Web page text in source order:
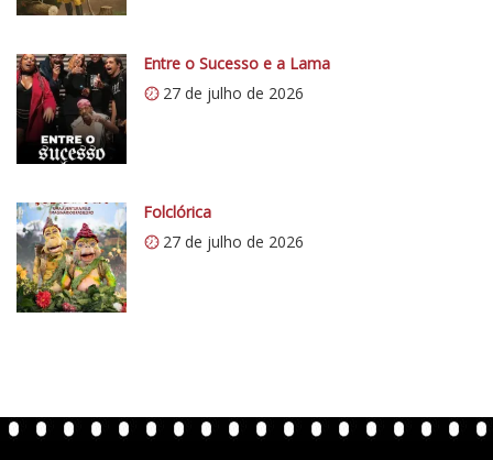
0
.
w
p
.
o
m
/
v
e
n
Entre o Sucesso e a Lama
27 de julho de 2026
Folclórica
27 de julho de 2026